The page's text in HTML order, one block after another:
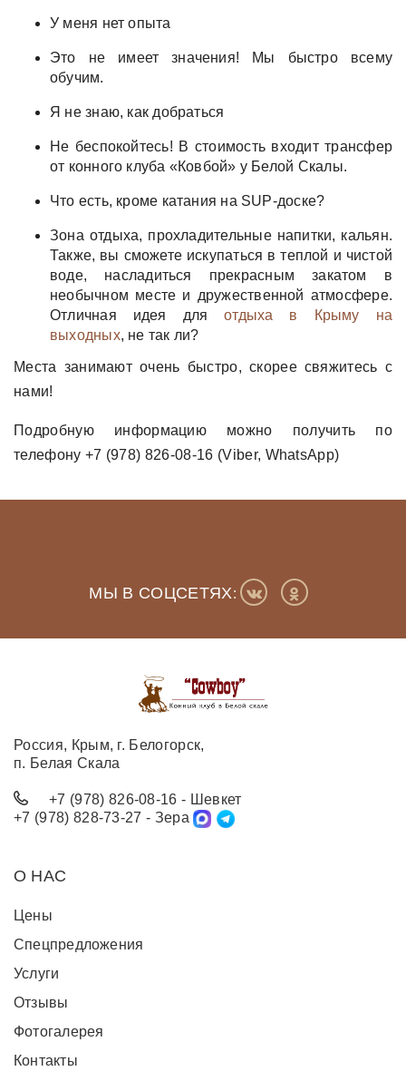
У меня нет опыта
Это не имеет значения! Мы быстро всему
обучим.
Я не знаю, как добраться
Не беспокойтесь! В стоимость входит трансфер
от конного клуба «Ковбой» у Белой Скалы.
Что есть, кроме катания на SUP-доске?
Зона отдыха, прохладительные напитки, кальян.
Также, вы сможете искупаться в теплой и чистой
воде, насладиться прекрасным закатом в
необычном месте и дружественной атмосфере.
Отличная идея дляотдыха в Крыму на
выходных, не так ли?
Места занимают очень быстро, скорее свяжитесь с
нами!
Подробную информацию можно получить по
телефону +7 (978) 826-08-16 (Viber, WhatsApp)
МЫ В СОЦСЕТЯХ:
Россия, Крым, г. Белогорск,
п. Белая Скала
+7 (978) 826-08-16 - Шевкет
+7 (978) 828-73-27 - Зера
О НАС
Цены
Спецпредложения
Услуги
Отзывы
Фотогалерея
Контакты